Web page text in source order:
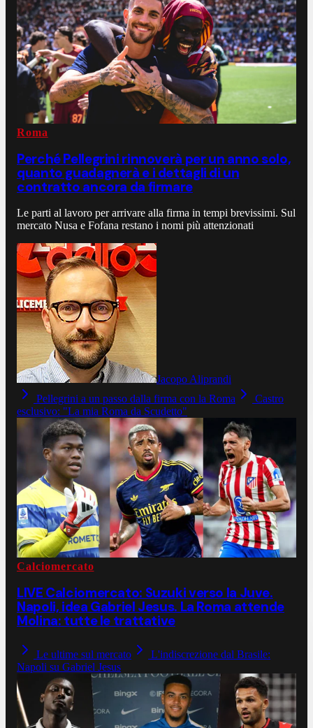
Roma
Perché Pellegrini rinnoverà per un anno solo,
quanto guadagnerà e i dettagli di un
contratto ancora da firmare
Le parti al lavoro per arrivare alla firma in tempi brevissimi. Sul
mercato Nusa e Fofana restano i nomi più attenzionati
Jacopo Aliprandi
Pellegrini a un passo dalla firma con la Roma
Castro
esclusivo: "La mia Roma da Scudetto"
Calciomercato
LIVE Calciomercato: Suzuki verso la Juve.
Napoli, idea Gabriel Jesus. La Roma attende
Molina: tutte le trattative
Le ultime sul mercato
L'indiscrezione dal Brasile:
Napoli su Gabriel Jesus